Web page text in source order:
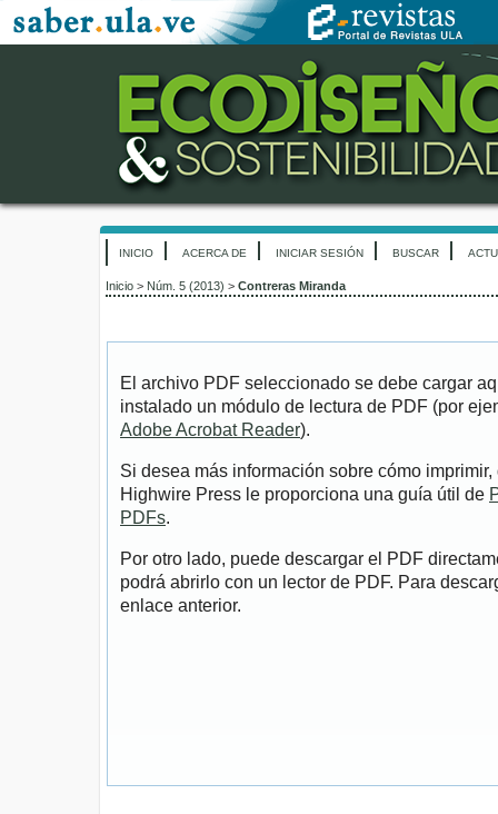
INICIO ACERCA DE INICIAR SESIÓN BUSCAR
Inicio > Núm. 5 (2013) > Contreras Miranda
El archivo PDF seleccionado se debe cargar
instalado un módulo de lectura de PDF (por
Adobe Acrobat Reader).
Si desea más información sobre cómo
Highwire Press le proporciona una guía útil de
PDFs.
Por otro lado, puede descargar el PDF
podrá abrirlo con un lector de PDF. Para
enlace anterior.